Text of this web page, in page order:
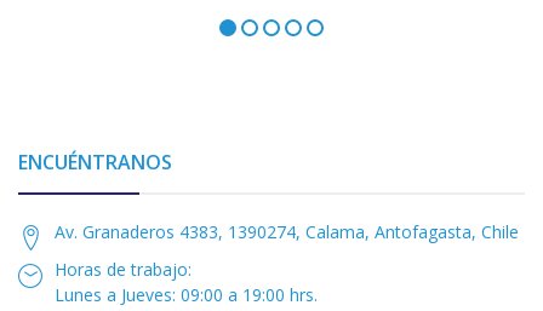
ENCUÉNTRANOS
Av. Granaderos 4383, 1390274, Calama, Antofagasta, Chile
Horas de trabajo:
Lunes a Jueves: 09:00 a 19:00 hrs.